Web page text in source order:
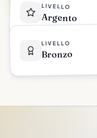
LIVELLO
Argento
LIVELLO
Bronzo